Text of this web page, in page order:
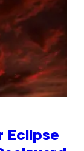
Eclipse